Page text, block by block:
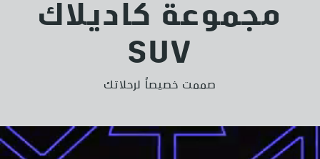
مجموعة كاديلاك
SUV
صممت خصيصاً لرحلاتك